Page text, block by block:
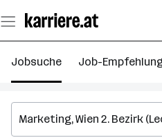
Seiteninhalt
springen
Jobsuche Job-